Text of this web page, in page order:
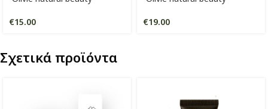
€15.00 €19.00
Σχετικά προϊόντα